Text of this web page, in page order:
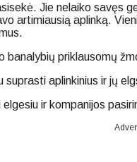
Jie nelaiko
artimiausią aplinką.
banalybių priklausomų
aplinkinius ir jų
elgesiu ir kompanijos